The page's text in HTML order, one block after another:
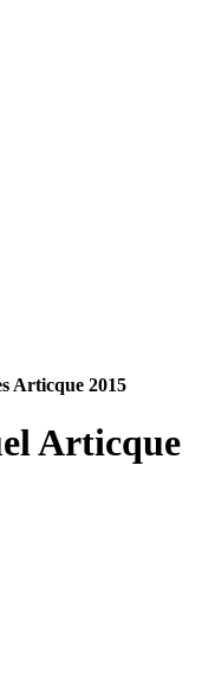
Articque 2015
Articque